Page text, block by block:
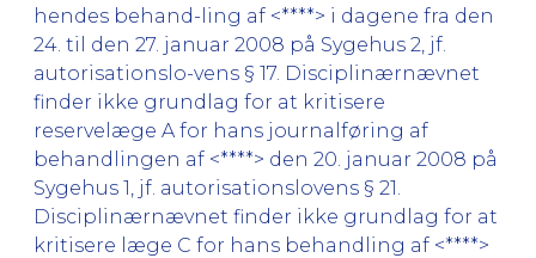
hendes behand-ling af <****> i dagene fra den
24. til den 27. januar 2008 på Sygehus 2, jf.
autorisationslo-vens § 17. Disciplinærnævnet
finder ikke grundlag for at kritisere
reservelæge A for hans journalføring af
behandlingen af <****> den 20. januar 2008 på
Sygehus 1, jf. autorisationslovens § 21.
Disciplinærnævnet finder ikke grundlag for at
kritisere læge C for hans behandling af <****>